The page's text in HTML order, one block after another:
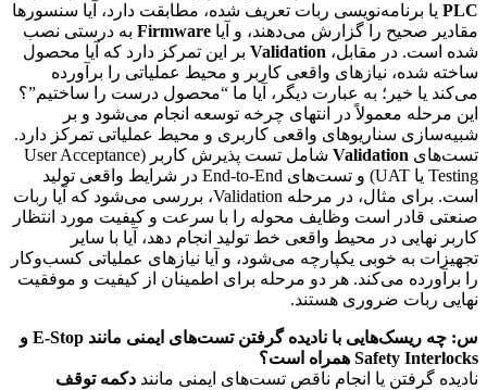
PLC یا برنامه‌نویسی ربات تعریف شده، مطابقت دارد، آیا سنسورها
مقادیر صحیح را گزارش می‌دهند، و آیا Firmware به درستی نصب
شده است. در مقابل، Validation بر این تمرکز دارد که آیا محصول
ساخته شده، نیازهای واقعی کاربر و محیط عملیاتی را برآورده
می‌کند یا خیر؛ به عبارت دیگر، آیا ما “محصول درست را ساختیم”؟
این مرحله معمولاً در انتهای چرخه توسعه انجام می‌شود و بر
شبیه‌سازی سناریوهای واقعی کاربری و محیط عملیاتی تمرکز دارد.
تست‌های Validation
شامل تست پذیرش کاربر (User Acceptance
Testing یا UAT) و تست‌های End-to-End در شرایط واقعی تولید
است. برای مثال، در مرحله Validation، بررسی می‌شود که آیا ربات
صنعتی قادر است وظایف محوله را با سرعت و کیفیت مورد انتظار
کاربر نهایی در محیط واقعی خط تولید انجام دهد، آیا با سایر
تجهیزات به خوبی یکپارچه می‌شود، و آیا نیازهای عملیاتی کسب‌وکار
را برآورده می‌کند. هر دو مرحله برای اطمینان از کیفیت و موفقیت
نهایی ربات ضروری هستند.
س: چه ریسک‌هایی با نادیده گرفتن تست‌های ایمنی مانند E-Stop و
Safety Interlocks همراه است؟
نادیده گرفتن یا انجام ناقص تست‌های ایمنی مانند دکمه توقف